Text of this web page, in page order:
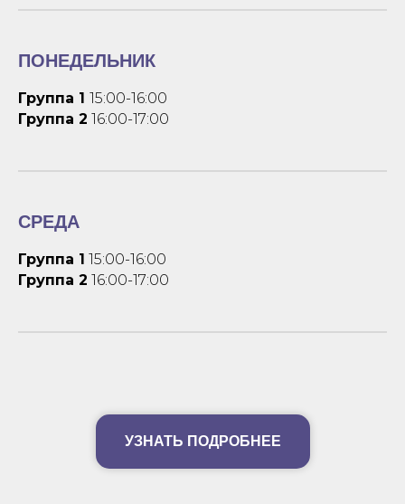
ПОНЕДЕЛЬНИК
Группа 1 15:00-16:00
Группа 2 16:00-17:00
СРЕДА
Группа 1 15:00-16:00
Группа 2 16:00-17:00
УЗНАТЬ ПОДРОБНЕЕ